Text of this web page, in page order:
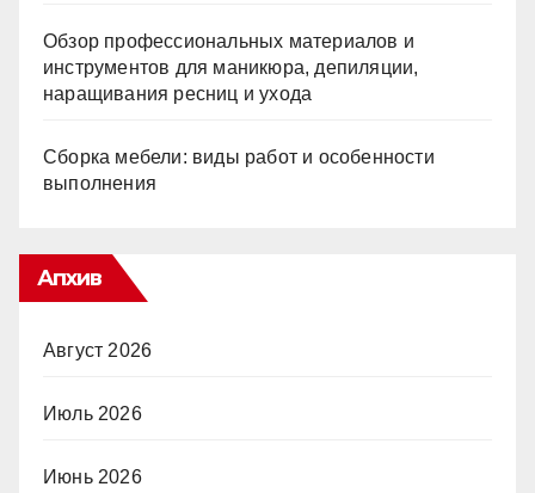
Обзор профессиональных материалов и
инструментов для маникюра, депиляции,
наращивания ресниц и ухода
Сборка мебели: виды работ и особенности
выполнения
Апхив
Август 2026
Июль 2026
Июнь 2026